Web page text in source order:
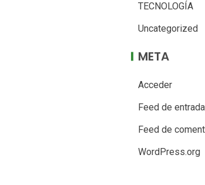
TECNOLOGÍA
Uncategorized
META
Acceder
Feed de
Feed de
WordPress.org